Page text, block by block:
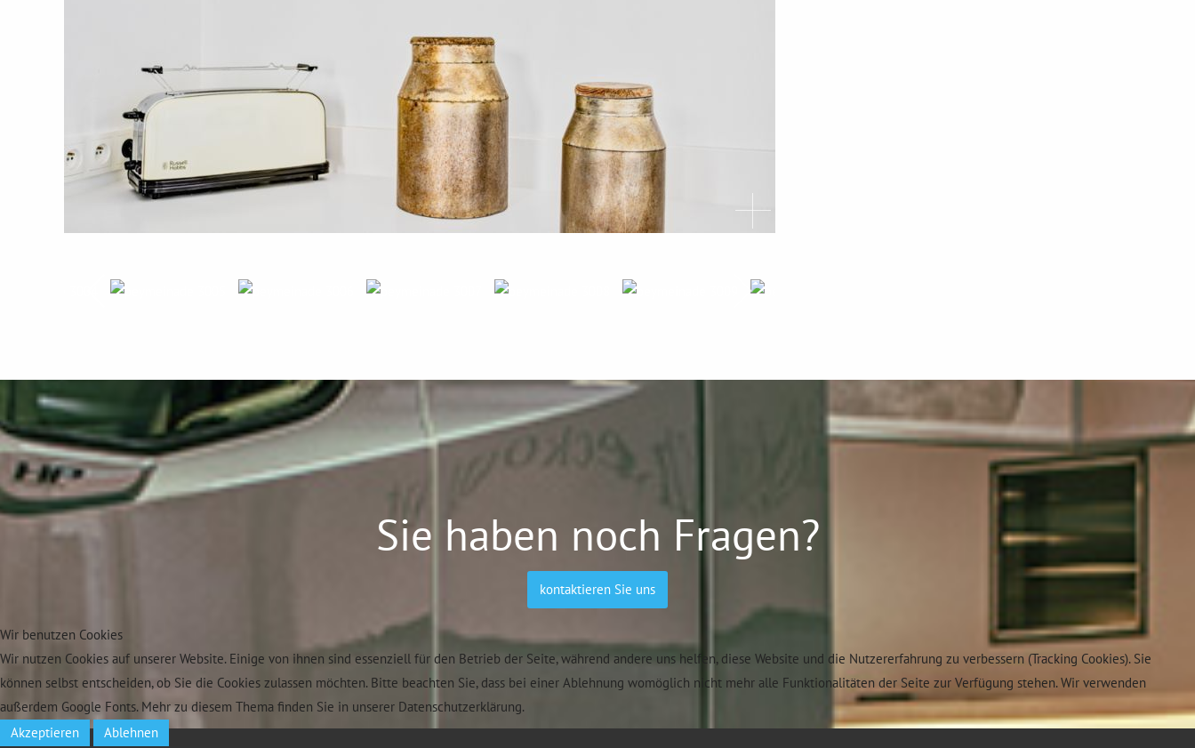
Sie haben noch Fragen?
kontaktieren Sie uns
Wir benutzen Cookies
Wir nutzen Cookies auf unserer Website. Einige von ihnen sind essenziell für den Betrieb der Seite, während andere uns helfen, diese Website und die Nutzererfahrung zu verbessern (Tracking Cookies). Sie
können selbst entscheiden, ob Sie die Cookies zulassen möchten. Bitte beachten Sie, dass bei einer Ablehnung womöglich nicht mehr alle Funktionalitäten der Seite zur Verfügung stehen. Wir verwenden
außerdem Google Fonts. Mehr zu diesem Thema finden Sie in unserer Datenschutzerklärung.
Akzeptieren
Ablehnen